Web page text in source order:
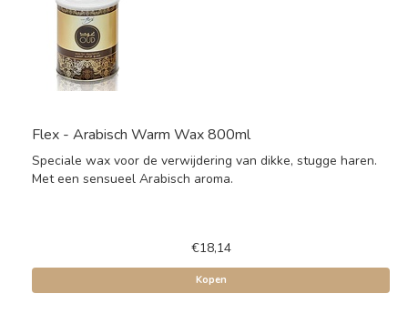
Flex - Arabisch Warm Wax 800ml
Speciale wax voor de verwijdering van dikke, stugge haren.
Met een sensueel Arabisch aroma.
€18,14
Kopen